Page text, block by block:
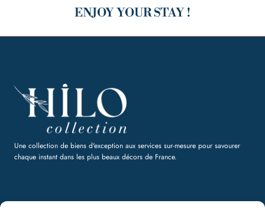
ENJOY YOUR STAY !
Une collection de biens d'exception aux services sur-mesure pour savourer
chaque instant dans les plus beaux décors de France.